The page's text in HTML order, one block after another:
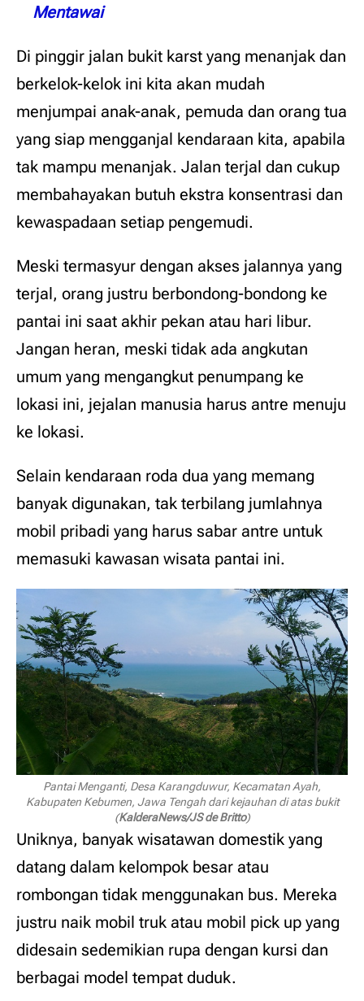
Mentawai
Di pinggir jalan bukit karst yang menanjak dan
berkelok-kelok ini kita akan mudah
menjumpai anak-anak, pemuda dan orang tua
yang siap mengganjal kendaraan kita, apabila
tak mampu menanjak. Jalan terjal dan cukup
membahayakan butuh ekstra konsentrasi dan
kewaspadaan setiap pengemudi.
Meski termasyur dengan akses jalannya yang
terjal, orang justru berbondong-bondong ke
pantai ini saat akhir pekan atau hari libur.
Jangan heran, meski tidak ada angkutan
umum yang mengangkut penumpang ke
lokasi ini, jejalan manusia harus antre menuju
ke lokasi.
Selain kendaraan roda dua yang memang
banyak digunakan, tak terbilang jumlahnya
mobil pribadi yang harus sabar antre untuk
memasuki kawasan wisata pantai ini.
Pantai Menganti, Desa Karangduwur, Kecamatan Ayah,
Kabupaten Kebumen, Jawa Tengah dari kejauhan di atas bukit
(KalderaNews/JS de Britto)
Uniknya, banyak wisatawan domestik yang
datang dalam kelompok besar atau
rombongan tidak menggunakan bus. Mereka
justru naik mobil truk atau mobil pick up yang
didesain sedemikian rupa dengan kursi dan
berbagai model tempat duduk.